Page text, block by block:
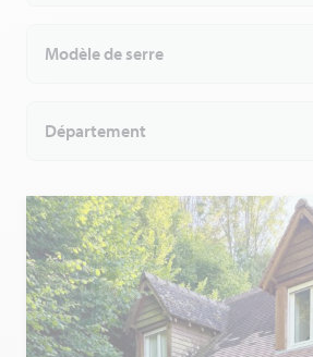
Modèle de serre
Département